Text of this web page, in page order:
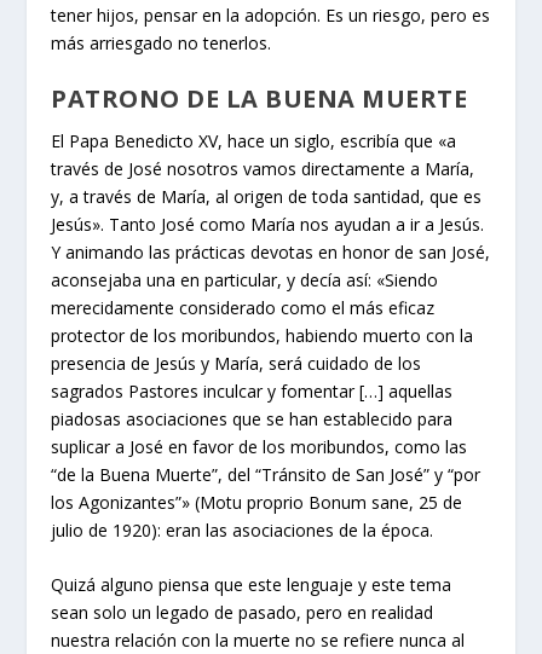
tener hijos, pensar en la adopción. Es un riesgo, pero es
más arriesgado no tenerlos.
PATRONO DE LA BUENA MUERTE
El Papa Benedicto XV, hace un siglo, escribía que «a
través de José nosotros vamos directamente a María,
y, a través de María, al origen de toda santidad, que es
Jesús». Tanto José como María nos ayudan a ir a Jesús.
Y animando las prácticas devotas en honor de san José,
aconsejaba una en particular, y decía así: «Siendo
merecidamente considerado como el más eficaz
protector de los moribundos, habiendo muerto con la
presencia de Jesús y María, será cuidado de los
sagrados Pastores inculcar y fomentar […] aquellas
piadosas asociaciones que se han establecido para
suplicar a José en favor de los moribundos, como las
“de la Buena Muerte”, del “Tránsito de San José” y “por
los Agonizantes”» (Motu proprio Bonum sane, 25 de
julio de 1920): eran las asociaciones de la época.
Quizá alguno piensa que este lenguaje y este tema
sean solo un legado de pasado, pero en realidad
nuestra relación con la muerte no se refiere nunca al